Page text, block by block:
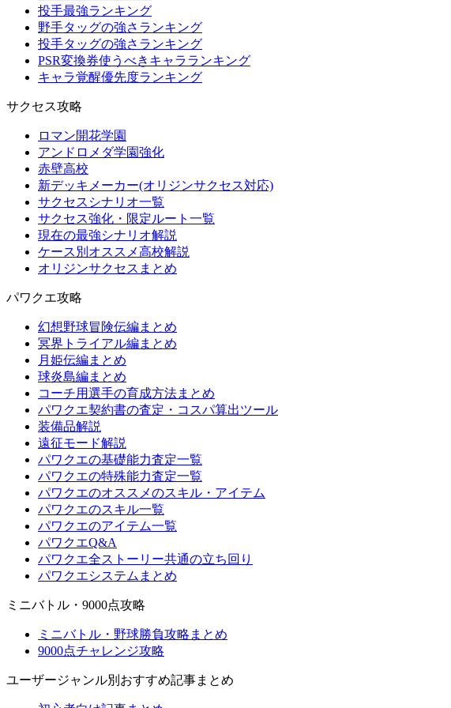
投手最強ランキング
野手タッグの強さランキング
投手タッグの強さランキング
PSR変換券使うべきキャラランキング
キャラ覚醒優先度ランキング
サクセス攻略
ロマン開花学園
アンドロメダ学園強化
赤壁高校
新デッキメーカー(オリジンサクセス対応)
サクセスシナリオ一覧
サクセス強化・限定ルート一覧
現在の最強シナリオ解説
ケース別オススメ高校解説
オリジンサクセスまとめ
パワクエ攻略
幻想野球冒険伝編まとめ
冥界トライアル編まとめ
月姫伝編まとめ
球炎島編まとめ
コーチ用選手の育成方法まとめ
パワクエ契約書の査定・コスパ算出ツール
装備品解説
遠征モード解説
パワクエの基礎能力査定一覧
パワクエの特殊能力査定一覧
パワクエのオススメのスキル・アイテム
パワクエのスキル一覧
パワクエのアイテム一覧
パワクエQ&A
パワクエ全ストーリー共通の立ち回り
パワクエシステムまとめ
ミニバトル・9000点攻略
ミニバトル・野球勝負攻略まとめ
9000点チャレンジ攻略
ユーザージャンル別おすすめ記事まとめ